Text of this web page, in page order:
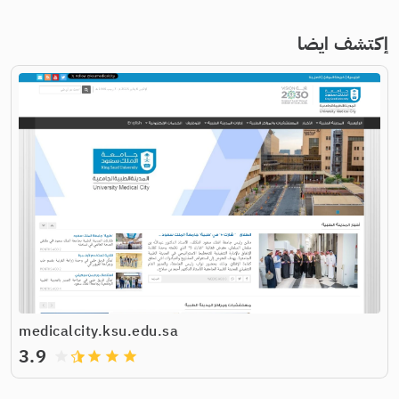
إكتشف ايضا
medicalcity.ksu.edu.sa
grade
grade
grade
3.9